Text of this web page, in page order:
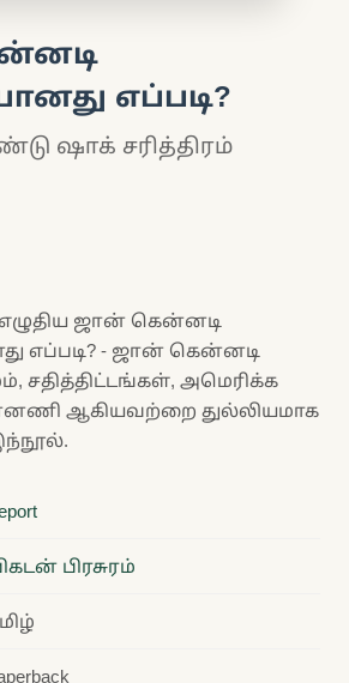
எப்படி?
ஷாக் சரித்திரம்
ஜான் கென்னடி
எப்படி? - ஜான் கென்னடி
சதித்திட்டங்கள், அமெரிக்க
ஆகியவற்றை துல்லியமாக
பிரசுரம்